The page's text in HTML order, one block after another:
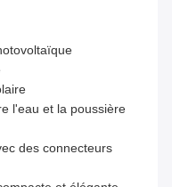
l'eau et la poussière
des connecteurs